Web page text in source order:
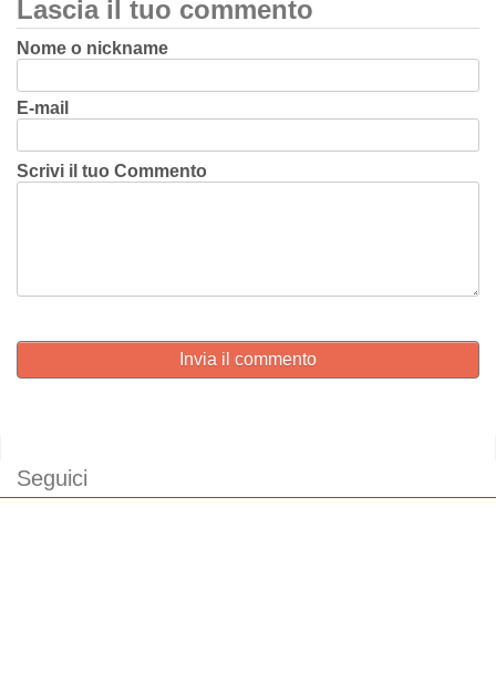
Lascia il tuo commento
Nome o nickname
E-mail
Scrivi il tuo Commento
Invia il commento
Seguici